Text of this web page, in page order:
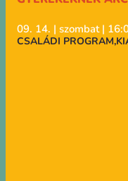
09. 14. | szombat |
CSALÁDI PROGRAM,